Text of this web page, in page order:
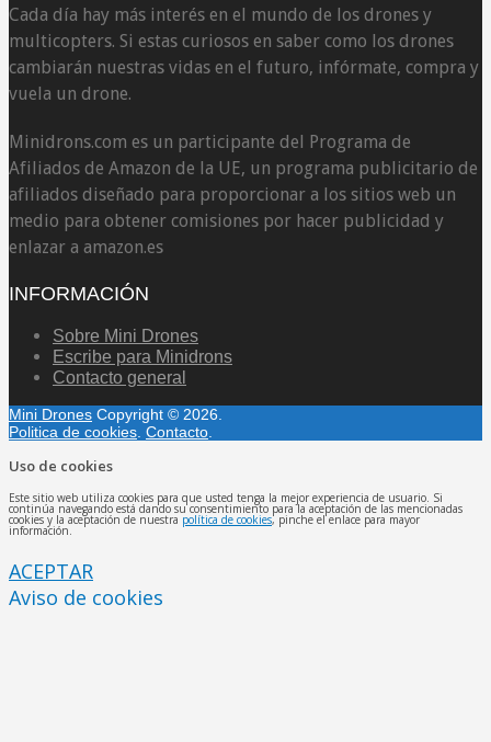
Cada día hay más interés ​​en el mundo de los drones y
multicopters. Si estas curiosos en saber como los drones
cambiarán nuestras vidas en el futuro, infórmate, compra y
vuela un drone.
Minidrons.com es un participante del Programa de
Afiliados de Amazon de la UE, un programa publicitario de
afiliados diseñado para proporcionar a los sitios web un
medio para obtener comisiones por hacer publicidad y
enlazar a amazon.es
INFORMACIÓN
Sobre Mini Drones
Escribe para Minidrons
Contacto general
Mini Drones Copyright © 2026.
Politica de cookies Contacto
Uso de cookies
Este sitio web utiliza cookies para que usted tenga la mejor experiencia de usuario. Si
continúa navegando está dando su consentimiento para la aceptación de las mencionadas
cookies y la aceptación de nuestra política de cookies, pinche el enlace para mayor
información.
ACEPTAR
Aviso de cookies